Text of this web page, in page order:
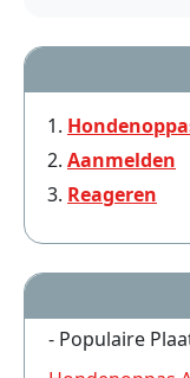
Aanmelden
Reageren
- Populaire